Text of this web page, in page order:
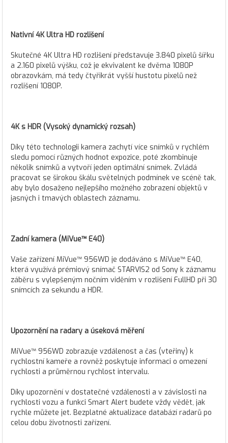
Nativní 4K Ultra HD rozlišení
Skutečné 4K Ultra HD rozlišení představuje 3.840 pixelů šířku
a 2.160 pixelů výšku, což je ekvivalent ke dvěma 1080P
obrazovkám, má tedy čtyřikrát vyšší hustotu pixelů než
rozlišení 1080P.
4K s HDR (Vysoký dynamický rozsah)
Díky této technologii kamera zachytí více snímků v rychlém
sledu pomocí různých hodnot expozice, poté zkombinuje
několik snímků a vytvoří jeden optimální snímek. Zvládá
pracovat se širokou škálu světelných podmínek ve scéně tak,
aby bylo dosaženo nejlepšího možného zobrazení objektů v
jasných i tmavých oblastech záznamu.
Zadní kamera (MiVue™ E40)
Vaše zařízení MiVue™ 956WD je dodáváno s MiVue™ E40,
která využívá prémiový snímač STARVIS2 od Sony k záznamu
záběru s vylepšeným nočním viděním v rozlišení FullHD při 30
snímcích za sekundu a HDR.
Upozornění na radary a úseková měření
MiVue™ 956WD zobrazuje vzdálenost a čas (vteřiny) k
rychlostní kameře a rovněž poskytuje informaci o omezení
rychlosti a průměrnou rychlost intervalu.
Díky upozornění v dostatečné vzdálenosti a v závislosti na
rychlosti vozu a funkci Smart Alert budete vždy vědět, jak
rychle můžete jet. Bezplatné aktualizace databází radarů po
celou dobu životnosti zařízení.